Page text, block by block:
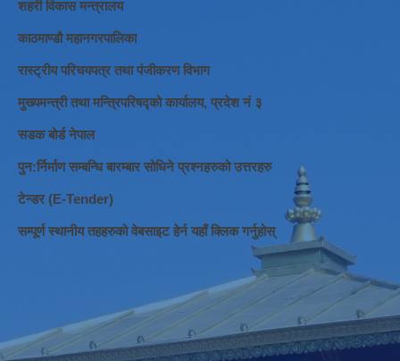
शहरी विकास मन्त्रालय
काठमाण्डौ महानगरपालिका
रास्ट्रीय परिचयपत्र तथा पंजीकरण विभाग
मुख्यमन्त्री तथा मन्त्रिपरिषद्को कार्यालय, प्रदेश नं ३
सडक बोर्ड नेपाल
पुन:र्निर्माण सम्बन्धि बारम्बार सोधिने प्रश्नहरुको उत्तरहरु
टेन्डर (E-Tender)
सम्पूर्ण स्थानीय तहहरुको वेबसाइट हेर्न यहाँ क्लिक गर्नुहोस्